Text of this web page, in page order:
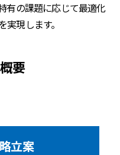
有の課題に応じて最適化
現します。
要
立案